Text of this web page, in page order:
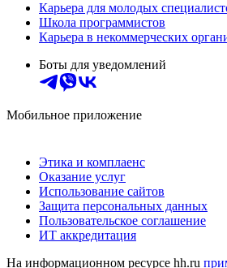
Карьера для молодых
Школа программистов
Карьера в некоммерческих
Боты для уведомлений
Мобильное приложение
Этика и комплаенс
Оказание услуг
Использование сайтов
Защита персональных данных
Пользовательское соглашение
ИТ аккредитация
На информационном ресурсе hh.ru